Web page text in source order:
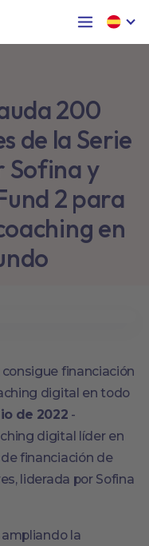
200
de la Serie
Sofina y
2 para
en
financiación
digital en todo
de 2022 -
digital líder en
financiación de
liderada por Sofina
la